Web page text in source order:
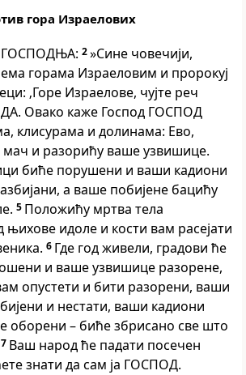
гора Израелових
ГОСПОДЊА: 2»Сине човечији,
горама Израеловим и пророкуј
‚Горе Израелове, чујте реч
Овако каже Господ ГОСПОД
клисурама и долинама: Ево,
и разорићу ваше узвишице.
биће порушени и ваши кадиони
а ваше побијене бацићу
5 Положићу мртва тела
њихове идоле и кости вам расејати
6 Где год живели, градови ће
и ваше узвишице разорене,
опустети и бити разорени, ваши
и нестати, ваши кадиони
оборени – биће збрисано све што
7 Ваш народ ће падати посечен
знати да сам ја ГОСПОД.